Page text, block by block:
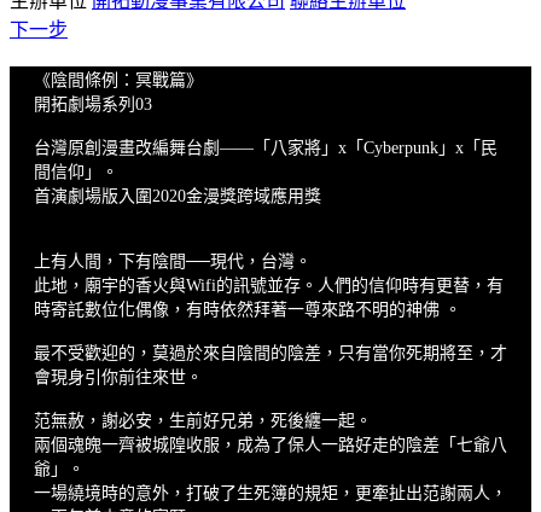
下一步
《陰間條例：冥戰篇》
開拓劇場系列03
台灣原創漫畫改編舞台劇——「八家將」x「Cyberpunk」x「民
間信仰」。
首演劇場版入圍2020金漫獎跨域應用獎
上有人間，下有陰間──現代，台灣。
此地，廟宇的香火與Wifi的訊號並存。人們的信仰時有更替，有
時寄託數位化偶像，有時依然拜著一尊來路不明的神佛 。
最不受歡迎的，莫過於來自陰間的陰差，只有當你死期將至，才
會現身引你前往來世。
范無赦，謝必安，生前好兄弟，死後纏一起。
兩個魂魄一齊被城隍收服，成為了保人一路好走的陰差「七爺八
爺」。
一場繞境時的意外，打破了生死簿的規矩，更牽扯出范謝兩人，